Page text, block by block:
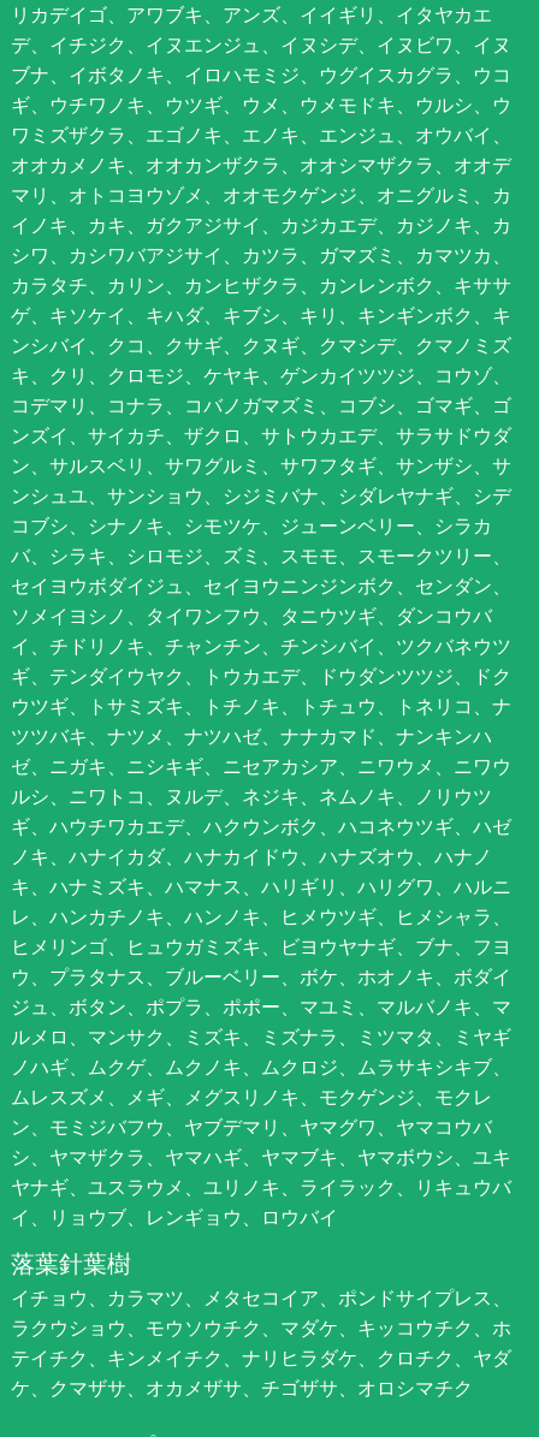
リカデイゴ、アワブキ、アンズ、イイギリ、イタヤカエ
デ、イチジク、イヌエンジュ、イヌシデ、イヌビワ、イヌ
ブナ、イボタノキ、イロハモミジ、ウグイスカグラ、ウコ
ギ、ウチワノキ、ウツギ、ウメ、ウメモドキ、ウルシ、ウ
ワミズザクラ、エゴノキ、エノキ、エンジュ、オウバイ、
オオカメノキ、オオカンザクラ、オオシマザクラ、オオデ
マリ、オトコヨウゾメ、オオモクゲンジ、オニグルミ、カ
イノキ、カキ、ガクアジサイ、カジカエデ、カジノキ、カ
シワ、カシワバアジサイ、カツラ、ガマズミ、カマツカ、
カラタチ、カリン、カンヒザクラ、カンレンボク、キササ
ゲ、キソケイ、キハダ、キブシ、キリ、キンギンボク、キ
ンシバイ、クコ、クサギ、クヌギ、クマシデ、クマノミズ
キ、クリ、クロモジ、ケヤキ、ゲンカイツツジ、コウゾ、
コデマリ、コナラ、コバノガマズミ、コブシ、ゴマギ、ゴ
ンズイ、サイカチ、ザクロ、サトウカエデ、サラサドウダ
ン、サルスベリ、サワグルミ、サワフタギ、サンザシ、サ
ンシュユ、サンショウ、シジミバナ、シダレヤナギ、シデ
コブシ、シナノキ、シモツケ、ジューンベリー、シラカ
バ、シラキ、シロモジ、ズミ、スモモ、スモークツリー、
セイヨウボダイジュ、セイヨウニンジンボク、センダン、
ソメイヨシノ、タイワンフウ、タニウツギ、ダンコウバ
イ、チドリノキ、チャンチン、チンシバイ、ツクバネウツ
ギ、テンダイウヤク、トウカエデ、ドウダンツツジ、ドク
ウツギ、トサミズキ、トチノキ、トチュウ、トネリコ、ナ
ツツバキ、ナツメ、ナツハゼ、ナナカマド、ナンキンハ
ゼ、ニガキ、ニシキギ、ニセアカシア、ニワウメ、ニワウ
ルシ、ニワトコ、ヌルデ、ネジキ、ネムノキ、ノリウツ
ギ、ハウチワカエデ、ハクウンボク、ハコネウツギ、ハゼ
ノキ、ハナイカダ、ハナカイドウ、ハナズオウ、ハナノ
キ、ハナミズキ、ハマナス、ハリギリ、ハリグワ、ハルニ
レ、ハンカチノキ、ハンノキ、ヒメウツギ、ヒメシャラ、
ヒメリンゴ、ヒュウガミズキ、ビヨウヤナギ、ブナ、フヨ
ウ、プラタナス、ブルーベリー、ボケ、ホオノキ、ボダイ
ジュ、ボタン、ポプラ、ポポー、マユミ、マルバノキ、マ
ルメロ、マンサク、ミズキ、ミズナラ、ミツマタ、ミヤギ
ノハギ、ムクゲ、ムクノキ、ムクロジ、ムラサキシキブ、
ムレスズメ、メギ、メグスリノキ、モクゲンジ、モクレ
ン、モミジバフウ、ヤブデマリ、ヤマグワ、ヤマコウバ
シ、ヤマザクラ、ヤマハギ、ヤマブキ、ヤマボウシ、ユキ
ヤナギ、ユスラウメ、ユリノキ、ライラック、リキュウバ
イ、リョウブ、レンギョウ、ロウバイ
落葉針葉樹
イチョウ、カラマツ、メタセコイア、ポンドサイプレス、
ラクウショウ、モウソウチク、マダケ、キッコウチク、ホ
テイチク、キンメイチク、ナリヒラダケ、クロチク、ヤダ
ケ、クマザサ、オカメザサ、チゴザサ、オロシマチク